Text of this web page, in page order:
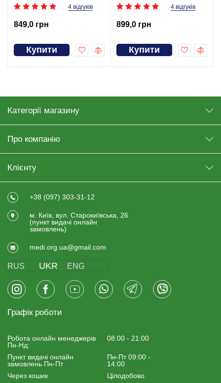
4 відгуків
849,0 грн
Купити
4 відгуків
899,0 грн
Купити
Категорії магазину
Про компанію
Клієнту
+38 (097) 303-31-12
м. Київ, вул. Старокиївська, 26
(пункт видачi онлайн
замовлень)
medi.org.ua@gmail.com
RUS UKR ENG
Графік роботи
Робота онлайн менеджерiв
Пн-Нд:
08:00 - 21:00
Пункт видачі онлайн
замовлень Пн-Пт
Пн-Пт 09:00 -
14:00
Через кошик
Цілодобово